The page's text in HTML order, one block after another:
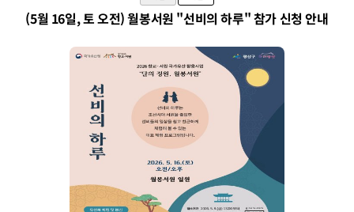
(5월 16일, 토 오전) 월봉서원 "선비의 하루" 참가 신청 안내